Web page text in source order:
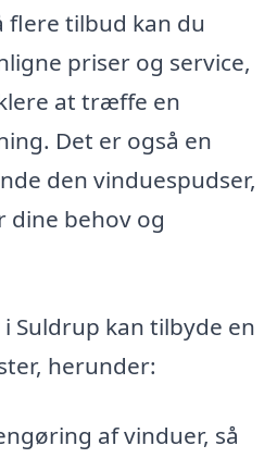
flere tilbud kan du
priser og service,
at træffe en
Det er også en
den vinduespudser,
dine behov og
Suldrup kan tilbyde en
herunder:
af vinduer, så